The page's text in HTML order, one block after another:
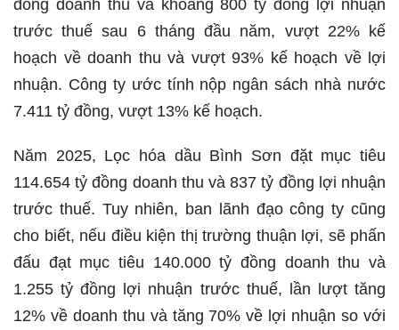
đồng doanh thu và khoảng 800 tỷ đồng lợi nhuận
trước thuế sau 6 tháng đầu năm, vượt 22% kế
hoạch về doanh thu và vượt 93% kế hoạch về lợi
nhuận. Công ty ước tính nộp ngân sách nhà nước
7.411 tỷ đồng, vượt 13% kế hoạch.
Năm 2025, Lọc hóa dầu Bình Sơn đặt mục tiêu
114.654 tỷ đồng doanh thu và 837 tỷ đồng lợi nhuận
trước thuế. Tuy nhiên, ban lãnh đạo công ty cũng
cho biết, nếu điều kiện thị trường thuận lợi, sẽ phấn
đấu đạt mục tiêu 140.000 tỷ đồng doanh thu và
1.255 tỷ đồng lợi nhuận trước thuế, lần lượt tăng
12% về doanh thu và tăng 70% về lợi nhuận so với